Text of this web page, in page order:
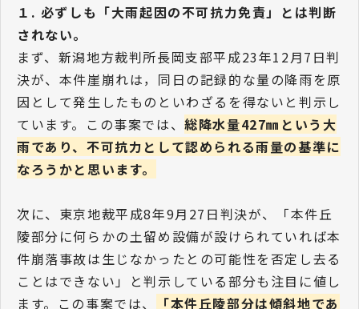
１. 必ずしも「大雨起因の不可抗力免責」とは判断
されない。
まず、新潟地方裁判所長岡支部平成23年12月7日判
決が、本件崖崩れは，同日の記録的な量の降雨を原
因として発生したものといわざるを得ないと判示し
ています。この事案では、総降水量427㎜という大
雨であり、不可抗力として認められる雨量の基準に
なろうかと思います。
次に、東京地裁平成8年9月27日判決が、「本件丘
陵部分に何らかの土留め設備が設けられていれば本
件崩落事故は生じなかったとの可能性を否定し去る
ことはできない」と判示している部分も注目に値し
ます。この事案では、
「本件丘陵部分は傾斜地であ